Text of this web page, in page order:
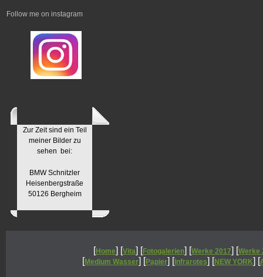
Follow me on instagram
Zur Zeit sind ein Teil
meiner Bilder zu
sehen bei:
BMW Schnitzler
Heisenbergstraße
50126 Bergheim
[Home] [Vita] [Fotogalerien] [Werke 2017] [Werke
[Medium Wasser] [Papier] [ Infrarotes] [NEW YORK] [